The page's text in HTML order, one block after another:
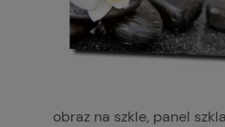
obraz na szkle, panel